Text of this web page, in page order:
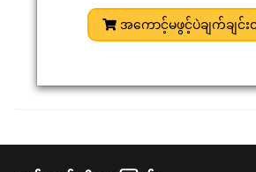
အကောင့်မဖွင့်ပဲချက်ချင်